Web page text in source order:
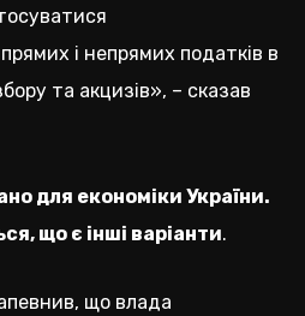
і непрямих податків в
та акцизів», – сказав
для економіки України.
що є інші варіанти.
що влада